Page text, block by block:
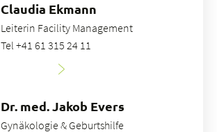
Claudia Ekmann
Leiterin Facility Management
Tel +41 61 315 24 11
Dr. med. Jakob Evers
Gynäkologie & Geburtshilfe